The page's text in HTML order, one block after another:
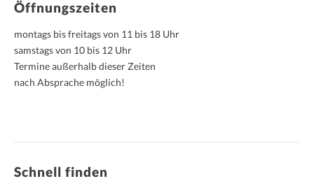
Öffnungszeiten
montags bis freitags von 11 bis 18 Uhr
samstags von 10 bis 12 Uhr
Termine außerhalb dieser Zeiten
nach Absprache möglich!
Schnell finden